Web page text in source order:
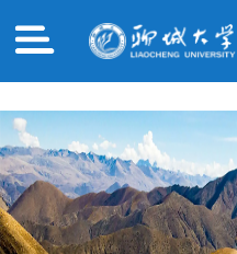
哈哈体育